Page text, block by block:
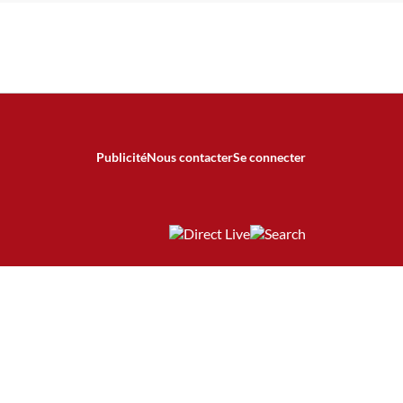
PublicitéNous contacterSe connecter